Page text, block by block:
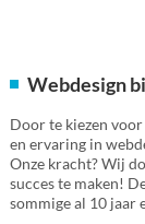
Webdesign
Door te kiezen
en ervaring in
Onze kracht? Wij
succes te maken!
sommige al 10 jaar